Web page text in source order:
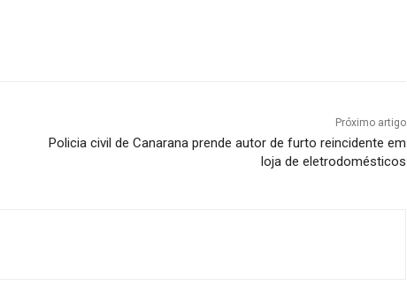
Próximo artigo
Policia civil de Canarana prende autor de furto reincidente em
loja de eletrodomésticos